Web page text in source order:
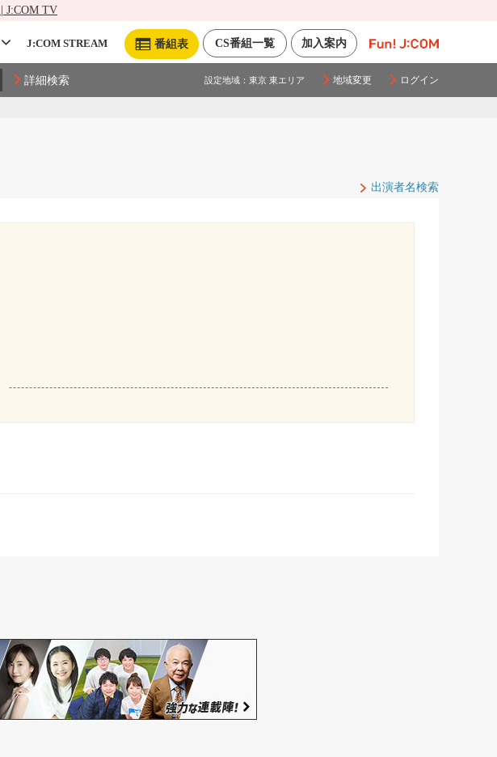
J:COM TV
加入案内
CS番組一覧
番組表
J:COM STREAM
詳細検索 設定地域： 東京 東エリア 地域変更 ログイン
出演者名検索